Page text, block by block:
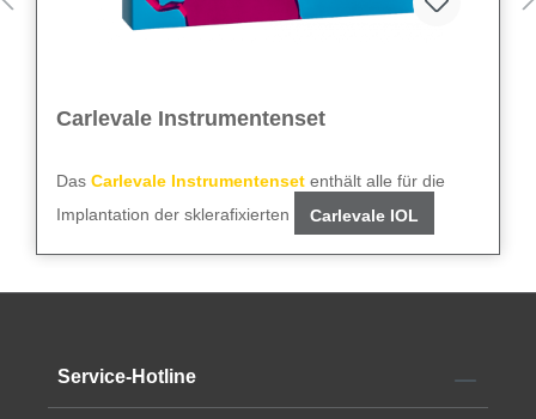
Carlevale Instrumentenset
Das Carlevale Instrumentenset enthält alle für die
Implantation der sklerafixierten
Carlevale IOL
notwendigen Instrumente:
Vorderkammerkanüle
Pinzette
Alle technischen Daten finden Sie im Datenblatt
Service-Hotline